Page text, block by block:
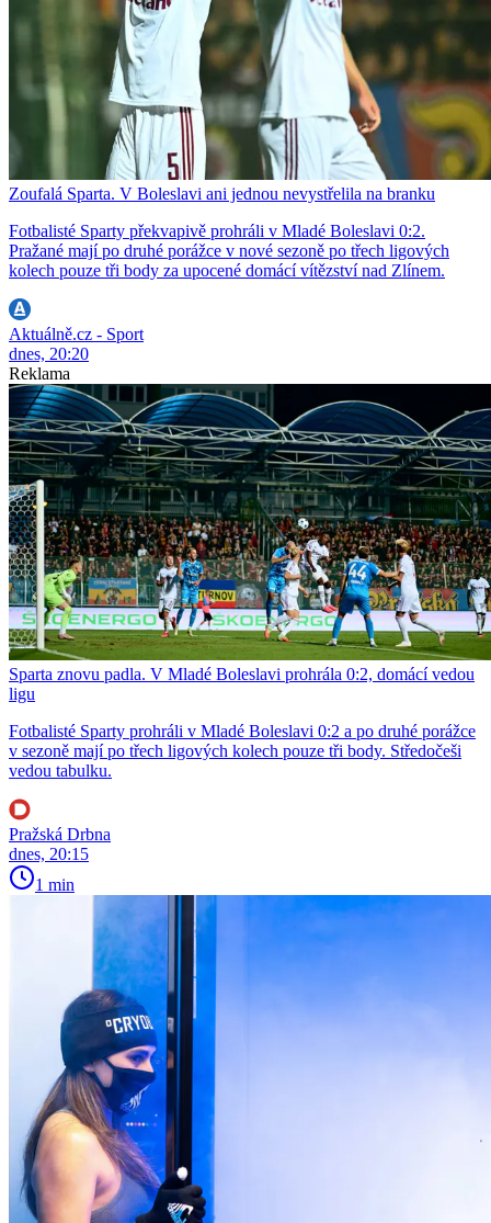
Zoufalá Sparta. V Boleslavi ani jednou nevystřelila na branku
Fotbalisté Sparty překvapivě prohráli v Mladé Boleslavi 0:2.
Pražané mají po druhé porážce v nové sezoně po třech ligových
kolech pouze tři body za upocené domácí vítězství nad Zlínem.
Aktuálně.cz - Sport
dnes, 20:20
Reklama
Sparta znovu padla. V Mladé Boleslavi prohrála 0:2, domácí vedou
ligu
Fotbalisté Sparty prohráli v Mladé Boleslavi 0:2 a po druhé porážce
v sezoně mají po třech ligových kolech pouze tři body. Středočeši
vedou tabulku.
Pražská Drbna
dnes, 20:15
1 min